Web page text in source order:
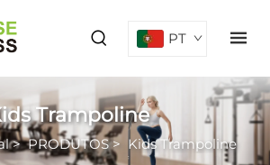
PT
Trampoline
>PRODUTOS> Kids Trampoline